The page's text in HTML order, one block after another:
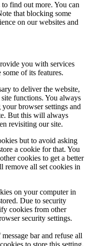
find out more. You can
that blocking some
on our websites and
you with services
of its features.
to deliver the website,
functions. You always
browser settings and
But this will always
revisiting our site.
but to avoid asking
a cookie for that. You
cookies to get a better
remove all set cookies in
on your computer in
Due to security
cookies from other
security settings.
bar and refuse all
to store this setting.